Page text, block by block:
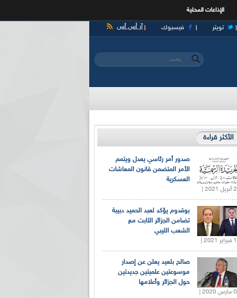
الإذاعات المحلية
آر أس أس فيسبوك تويتر
استمارة البحث
‏بحث ‏
الأكثر قراءة
صدور أمر رئاسي يعدل ويتمم
الأمر المتضمن قانون المعاشات
العسكرية
2021 |
بوقدوم يؤكد لعبد الحميد دبيبة
تضامن الجزائر الثابت مع
الشعب الليبي
|
صالح بلعيد يعلن عن إصدار
موسوعتين علميتين جديدتين
حول الجزائر وأعلامها
|